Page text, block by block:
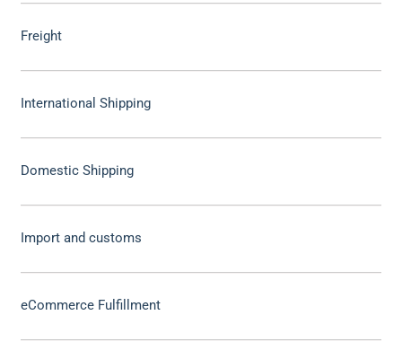
Freight
International Shipping
Domestic Shipping
Import and customs
eCommerce Fulfillment